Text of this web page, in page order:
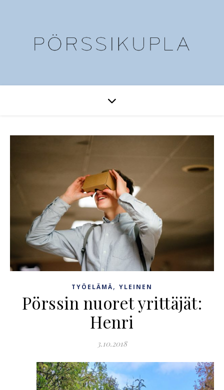
TYÖELÄMÄ, YLEINEN
Pörssin nuoret yrittäjät:
Henri
3.10.2018